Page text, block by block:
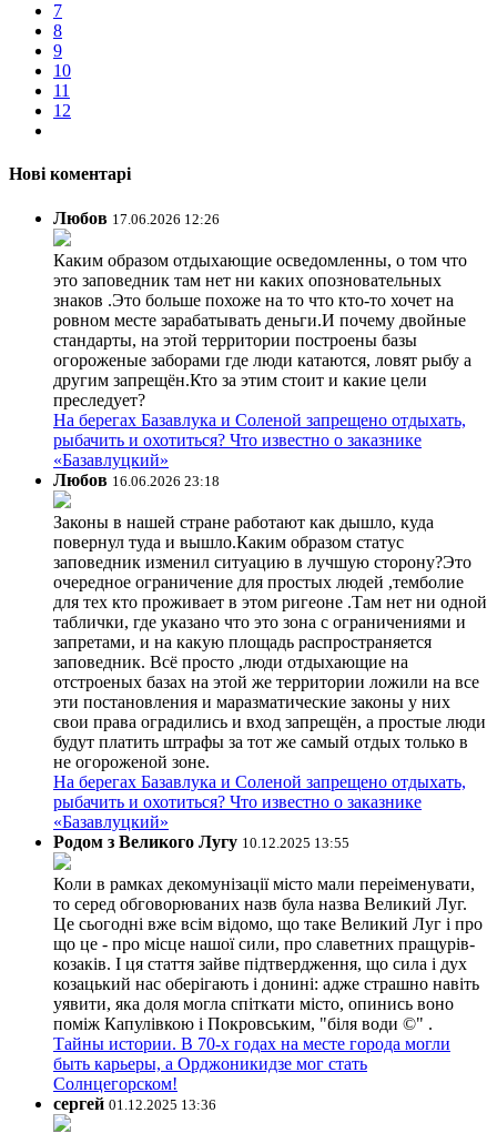
7
8
9
10
11
12
Нові коментарі
Любов 17.06.2026 12:26
Каким образом отдыхающие осведомленны, о том что
это заповедник там нет ни каких опозновательных
знаков .Это больше похоже на то что кто-то хочет на
ровном месте зарабатывать деньги.И почему двойные
стандарты, на этой территории построены базы
огороженые заборами где люди катаются, ловят рыбу а
другим запрещён.Кто за этим стоит и какие цели
преследует?
На берегах Базавлука и Соленой запрещено отдыхать,
рыбачить и охотиться? Что известно о заказнике
«Базавлуцкий»
Любов 16.06.2026 23:18
Законы в нашей стране работают как дышло, куда
повернул туда и вышло.Каким образом статус
заповедник изменил ситуацию в лучшую сторону?Это
очередное ограничение для простых людей ,темболие
для тех кто проживает в этом ригеоне .Там нет ни одной
таблички, где указано что это зона с ограничениями и
запретами, и на какую площадь распространяется
заповедник. Всё просто ,люди отдыхающие на
отстроеных базах на этой же территории ложили на все
эти постановления и маразматические законы у них
свои права оградились и вход запрещён, а простые люди
будут платить штрафы за тот же самый отдых только в
не огороженой зоне.
На берегах Базавлука и Соленой запрещено отдыхать,
рыбачить и охотиться? Что известно о заказнике
«Базавлуцкий»
Родом з Великого Лугу 10.12.2025 13:55
Коли в рамках декомунізації місто мали переіменувати,
то серед обговорюваних назв була назва Великий Луг.
Це сьогодні вже всім відомо, що таке Великий Луг і про
що це - про місце нашої сили, про славетних пращурів-
козаків. І ця стаття зайве підтвердження, що сила і дух
козацький нас оберігають і донині: адже страшно навіть
уявити, яка доля могла спіткати місто, опинись воно
поміж Капулівкою і Покровським, "біля води ©" .
Тайны истории. В 70-х годах на месте города могли
быть карьеры, а Орджоникидзе мог стать
Солнцегорском!
сергей 01.12.2025 13:36